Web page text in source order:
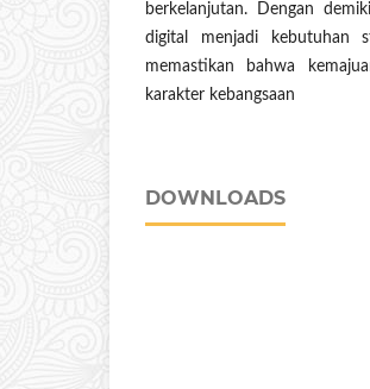
berkelanjutan. Dengan
digital menjadi kebutuhan
memastikan bahwa
karakter kebangsaan
DOWNLOADS